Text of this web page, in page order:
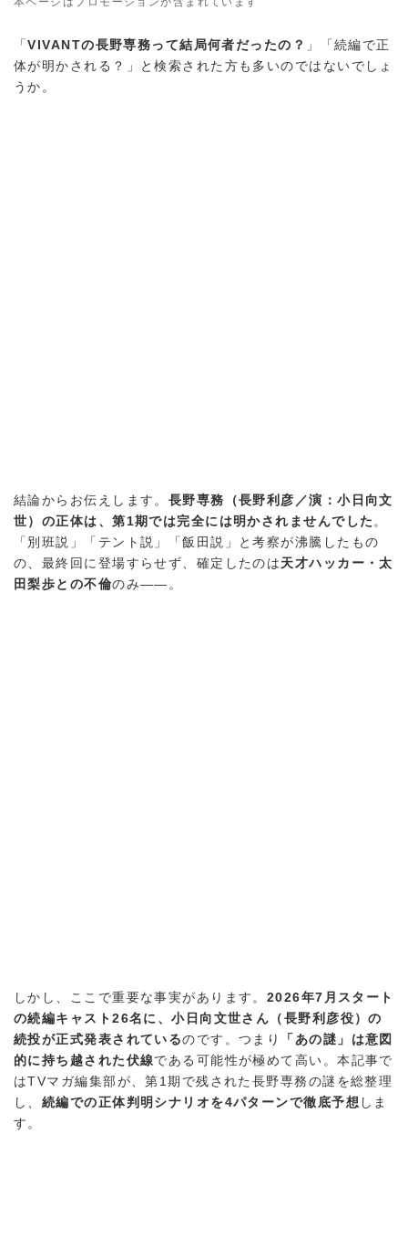
「VIVANTの長野専務って結局何者だったの？ 」「続編で正
体が明かされる？」と検索された方も多いのではないでしょ
うか。
結論からお伝えします。 長野専務（長野利彦／演：小日向文
世）の正体は、第1期では完全には明かされませんでした 。
「別班説」「テント説」「飯田説」と考察が沸騰したもの
の、最終回に登場すらせず、確定したのは天才ハッカー・太
田梨歩との不倫のみ——。
しかし、ここで重要な事実があります。 2026年7月スタート
の続編キャスト26名に、小日向文世さん（長野利彦役）の
続投が正式発表されているのです。つまり
「あの謎」は意図
的に持ち越された伏線である可能性が極めて高い。本記事で
はTVマガ編集部が、第1期で残された長野専務の謎を総整理
し、 続編での正体判明シナリオを4パターンで徹底予想 しま
す。